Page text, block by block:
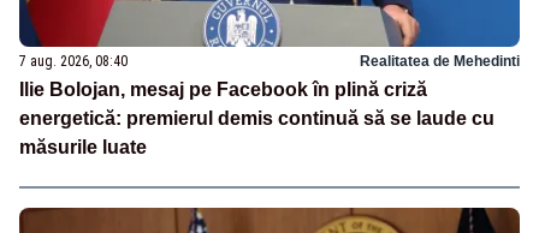
7 aug. 2026, 08:40 Realitatea de Mehedinti
Ilie Bolojan, mesaj pe Facebook în plină criză
energetică: premierul demis continuă să se laude cu
măsurile luate